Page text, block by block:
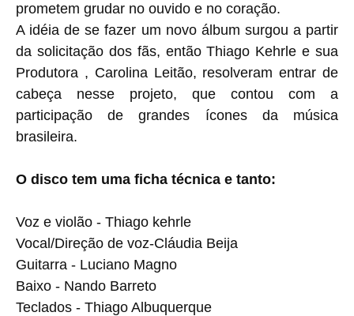
prometem grudar no ouvido e no coração.
A idéia de se fazer um novo álbum surgou a partir
da solicitação dos fãs, então Thiago Kehrle e sua
Produtora , Carolina Leitão, resolveram entrar de
cabeça nesse projeto, que contou com a
participação de grandes ícones da música
brasileira.
O disco tem uma ficha técnica e tanto:
Voz e violão - Thiago kehrle
Vocal/Direção de voz-Cláudia Beija
Guitarra - Luciano Magno
Baixo - Nando Barreto
Teclados - Thiago Albuquerque